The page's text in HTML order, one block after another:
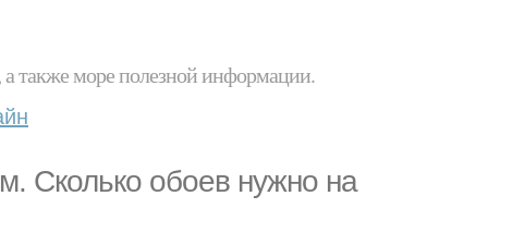
а также море полезной информации.
Сколько обоев нужно на